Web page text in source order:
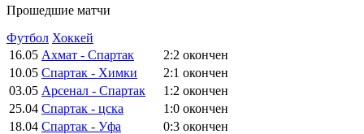
Прошедшие матчи
Футбол Хоккей
16.05 Ахмат - Спартак 2:2 окончен
10.05 Спартак - Химки 2:1 окончен
03.05 Арсенал - Спартак 1:2 окончен
25.04 Спартак - цска 1:0 окончен
18.04 Спартак - Уфа 0:3 окончен